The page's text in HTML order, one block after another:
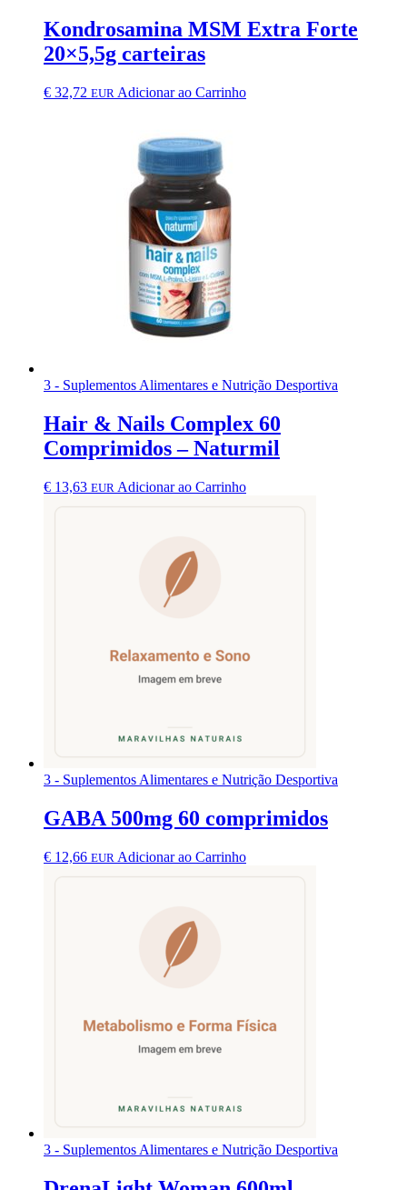
Kondrosamina MSM Extra Forte
20×5,5g carteiras
€ 32,72 EUR Adicionar ao Carrinho
3 - Suplementos Alimentares e Nutrição Desportiva
Hair & Nails Complex 60
Comprimidos – Naturmil
€ 13,63 EUR Adicionar ao Carrinho
3 - Suplementos Alimentares e Nutrição Desportiva
GABA 500mg 60 comprimidos
€ 12,66 EUR Adicionar ao Carrinho
3 - Suplementos Alimentares e Nutrição Desportiva